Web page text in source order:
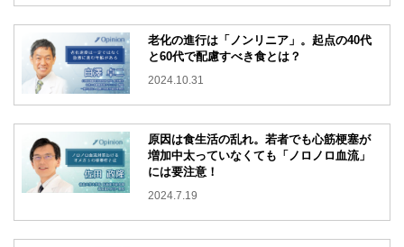
老化の進行は「ノンリニア」。起点の40代
と60代で配慮すべき食とは？
2024.10.31
原因は食生活の乱れ。若者でも心筋梗塞が
増加中太っていなくても「ノロノロ血流」
には要注意！
2024.7.19